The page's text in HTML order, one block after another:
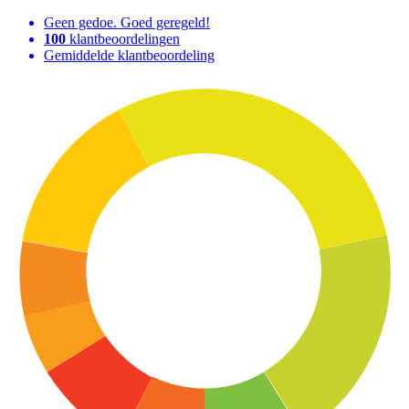
Geen gedoe. Goed geregeld!
100 klantbeoordelingen
Gemiddelde klantbeoordeling